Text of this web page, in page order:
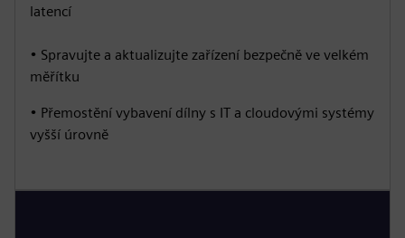
latencí
• Spravujte a aktualizujte zařízení bezpečně ve velkém
měřítku
• Přemostění vybavení dílny s IT a cloudovými systémy
vyšší úrovně